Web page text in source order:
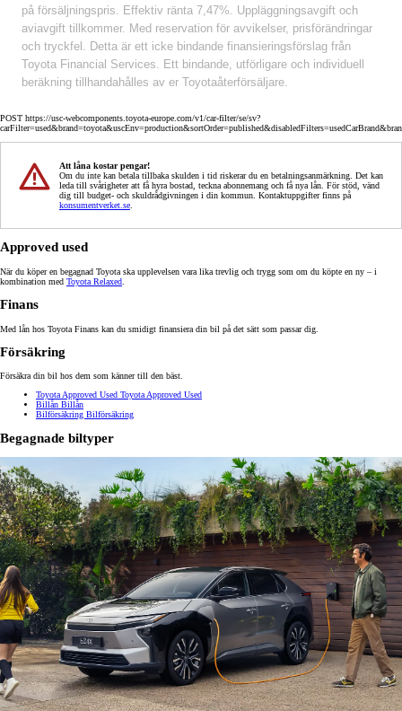
på försäljningspris. Effektiv ränta 7,47%. Uppläggningsavgift och
aviavgift tillkommer. Med reservation för avvikelser, prisförändringar
och tryckfel. Detta är ett icke bindande finansieringsförslag från
Toyota Financial Services. Ett bindande, utförligare och individuell
beräkning tillhandahålles av er Toyotaåterförsäljare.
POST https://usc-webcomponents.toyota-europe.com/v1/car-filter/se/sv?
Att låna kostar pengar!
Om du inte kan betala tillbaka skulden i tid riskerar du en betalningsanmärkning. Det kan
leda till svårigheter att få hyra bostad, teckna abonnemang och få nya lån. För stöd, vänd
dig till budget- och skuldrådgivningen i din kommun. Kontaktuppgifter finns på
konsumentverket.se
Approved used
När du köper en begagnad Toyota ska upplevelsen vara lika trevlig och trygg som om du köpte en ny – i
kombination med Toyota Relaxed
Finans
Med lån hos Toyota Finans kan du smidigt finansiera din bil på det sätt som passar dig.
Försäkring
Försäkra din bil hos dem som känner till den bäst.
Toyota Approved Used Toyota Approved Used
Billån Billån
Bilförsäkring Bilförsäkring
Begagnade biltyper